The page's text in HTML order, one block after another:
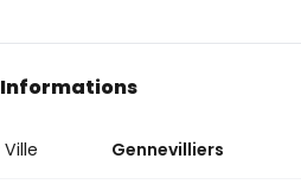
Informations
Ville Gennevilliers